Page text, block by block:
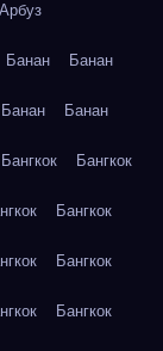
Арбуз
Банан Банан
Банан Банан
Бангкок Бангкок
Бангкок
Бангкок
Бангкок